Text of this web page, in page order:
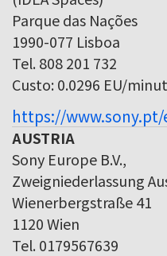
Parque das Nações
1990-077 Lisboa
Tel. 808 201 732
Custo: 0.0296 EU/
https://
AUSTRIA
Sony Europe B.V.,
Zweigniederlassung
Wienerbergstraße 41
1120 Wien
Tel. 0179567639